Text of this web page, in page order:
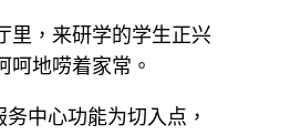
里，来研学的学生正兴
呵地唠着家常。
中心功能为切入点，